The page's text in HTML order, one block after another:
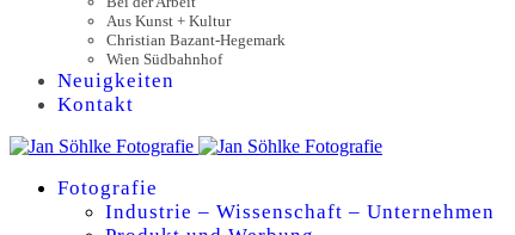
Aus Kunst + Kultur
Christian Bazant-Hegemark
Wien Südbahnhof
Neuigkeiten
Kontakt
Fotografie
Industrie – Wissenschaft – Unternehmen